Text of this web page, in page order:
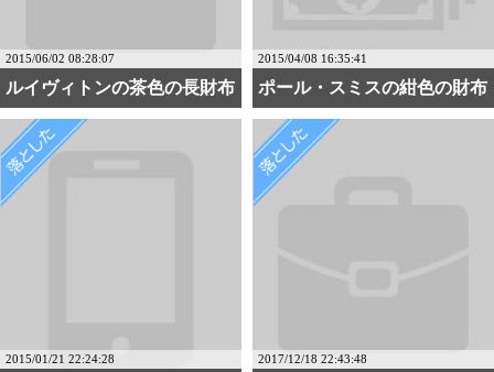
2015/06/02 08:28:07
ルイヴィトンの茶色の長財布
2015/04/08 16:35:41
ポール・スミスの紺色の財布
2015/01/21 22:24:28 2017/12/18 22:43:48